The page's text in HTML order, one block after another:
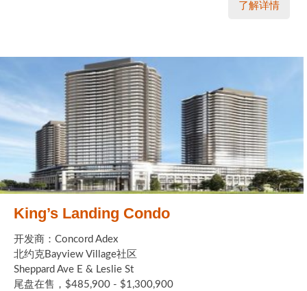
了解详情
King’s Landing Condo
开发商：Concord Adex
北约克Bayview Village社区
Sheppard Ave E & Leslie St
尾盘在售，$485,900 - $1,300,900